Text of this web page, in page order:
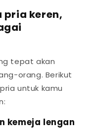
pria keren,
tepat akan
orang. Berikut
untuk kamu
kemeja lengan